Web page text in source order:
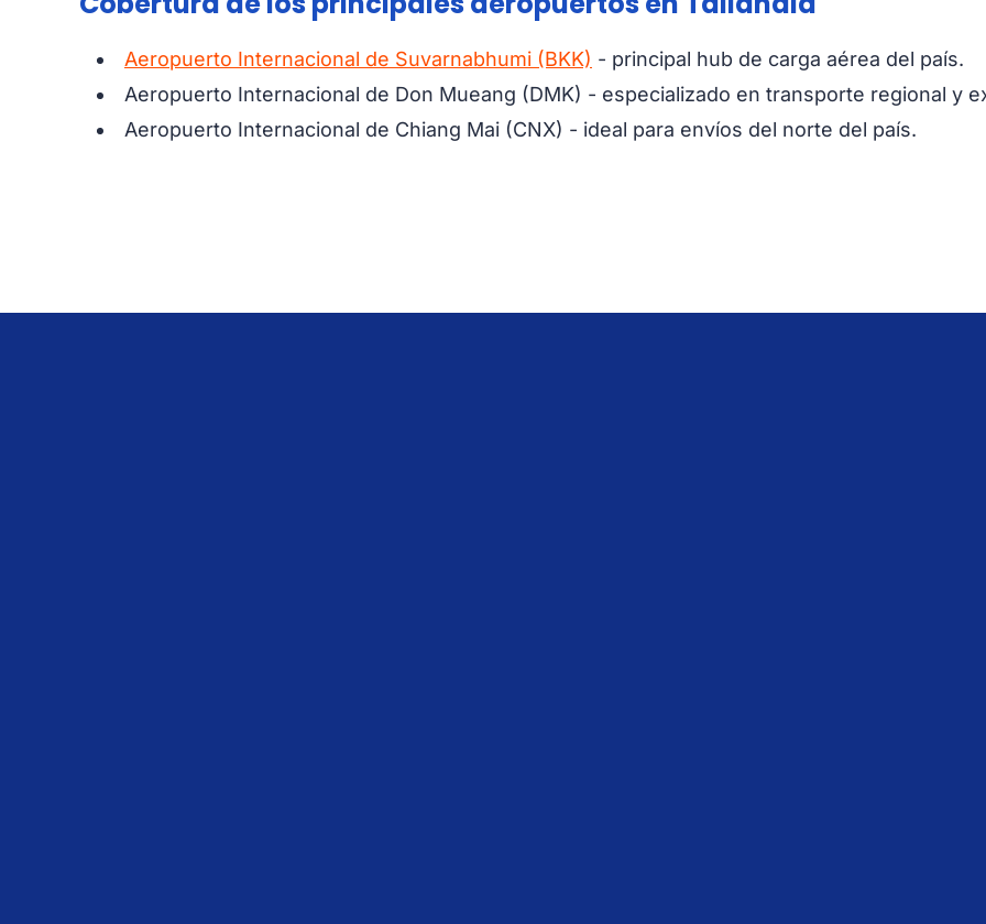
Aeropuerto Internacional de Suvarnabhumi (BKK) - principal hub de carga aérea del país.
Aeropuerto Internacional de Don Mueang (DMK) - especializado en transporte regional y
Aeropuerto Internacional de Chiang Mai (CNX) - ideal para envíos del norte del país.